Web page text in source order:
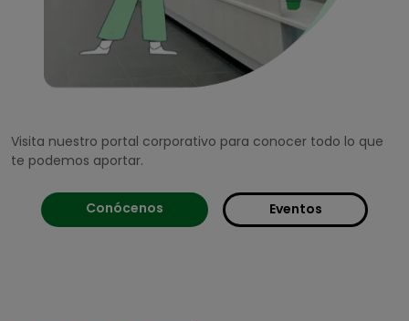
Visita nuestro portal corporativo para conocer todo lo que
te podemos aportar.
Conócenos Eventos